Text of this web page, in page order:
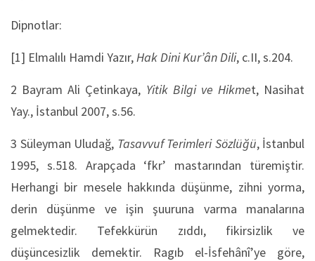
Dipnotlar:
[1] Elmalılı Hamdi Yazır,Hak Dini Kur’ân Dili, c.II, s.204.
2 Bayram Ali Çetinkaya, Yitik Bilgi ve Hikmet, Nasihat
Yay., İstanbul 2007, s.56.
3 Süleyman Uludağ, Tasavvuf Terimleri Sözlüğü, İstanbul
1995, s.518. Arapçada ‘fkr’ mastarından türemiştir.
Herhangi bir mesele hakkında düşünme, zihni yorma,
derin düşünme ve işin şuuruna varma manalarına
gelmektedir. Tefekkürün zıddı, fikirsizlik ve
düşüncesizlik demektir. Ragıb el-İsfehânî’ye göre,